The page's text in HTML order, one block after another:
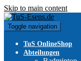
Skip to main content
Toggle navigation
TuS OnlineShop
Abteilungen